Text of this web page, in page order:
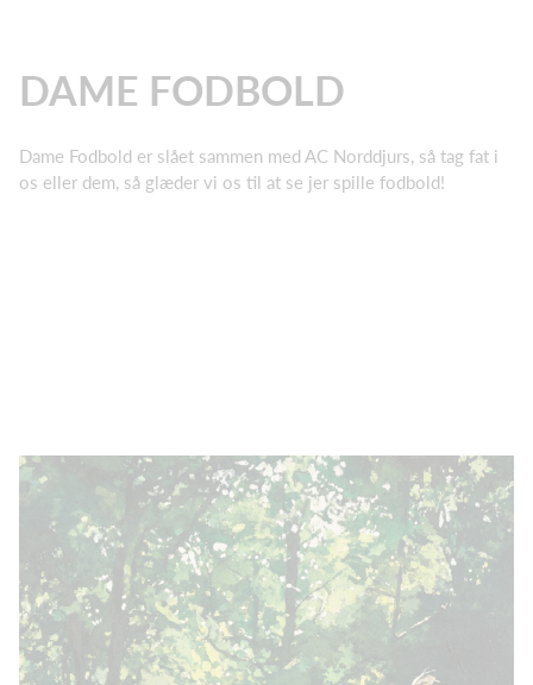
DAME FODBOLD
Dame Fodbold er slået sammen med AC Norddjurs, så tag fat i
os eller dem, så glæder vi os til at se jer spille fodbold!